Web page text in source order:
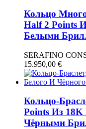
Кольцо
Half 2 Points
Белыми
SERAFINO
15.950,00 €
Кольцо-
Points Из 18K
Чёрными